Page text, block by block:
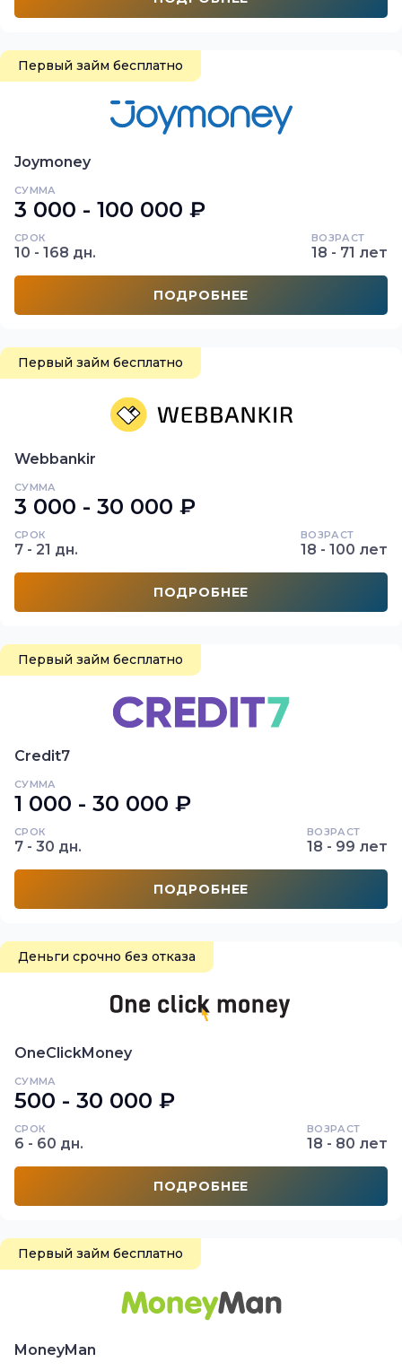
Первый займ бесплатно
Joymoney
СУММА
3 000 - 100 000 ₽
СРОК
10 - 168 дн.
ВОЗРАСТ
18 - 71 лет
ПОДРОБНЕЕ
Первый займ бесплатно
Webbankir
СУММА
3 000 - 30 000 ₽
СРОК
7 - 21 дн.
ВОЗРАСТ
18 - 100 лет
ПОДРОБНЕЕ
Первый займ бесплатно
Credit7
СУММА
1 000 - 30 000 ₽
СРОК
7 - 30 дн.
ВОЗРАСТ
18 - 99 лет
ПОДРОБНЕЕ
Деньги срочно без отказа
OneClickMoney
СУММА
500 - 30 000 ₽
СРОК
6 - 60 дн.
ВОЗРАСТ
18 - 80 лет
ПОДРОБНЕЕ
Первый займ бесплатно
MoneyMan